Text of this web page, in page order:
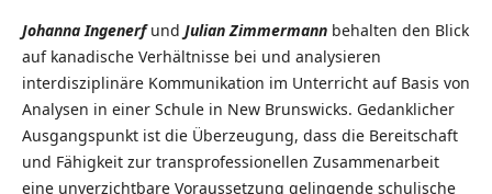
Johanna Ingenerfund Julian Zimmermann behalten den Blick
auf kanadische Verhältnisse bei und analysieren
interdisziplinäre Kommunikation im Unterricht auf Basis von
Analysen in einer Schule in New Brunswicks. Gedanklicher
Ausgangspunkt ist die Überzeugung, dass die Bereitschaft
und Fähigkeit zur transprofessionellen Zusammenarbeit
eine unverzichtbare Voraussetzung gelingende schulische